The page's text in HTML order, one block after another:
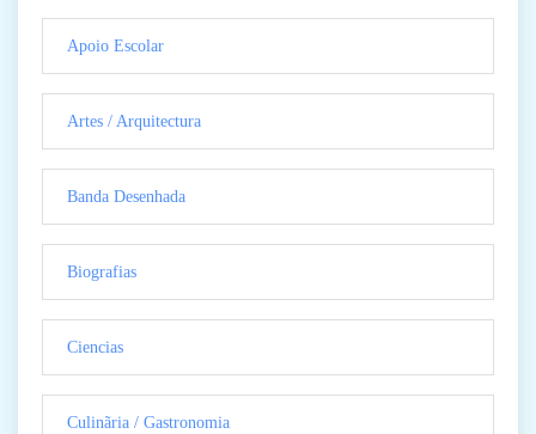
Apoio Escolar
Artes / Arquitectura
Banda Desenhada
Biografias
Ciencias
Culinãria / Gastronomia